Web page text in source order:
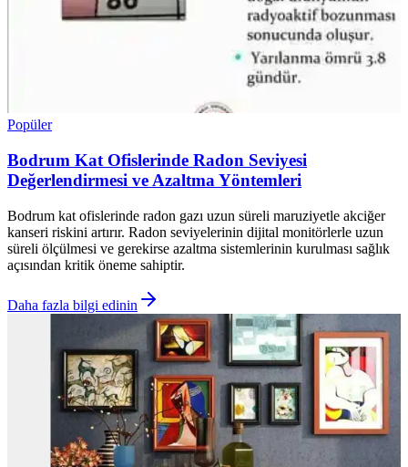
Popüler
Bodrum Kat Ofislerinde Radon Seviyesi
Değerlendirmesi ve Azaltma Yöntemleri
Bodrum kat ofislerinde radon gazı uzun süreli maruziyetle akciğer
kanseri riskini artırır. Radon seviyelerinin dijital monitörlerle uzun
süreli ölçülmesi ve gerekirse azaltma sistemlerinin kurulması sağlık
açısından kritik öneme sahiptir.
Daha fazla bilgi edinin